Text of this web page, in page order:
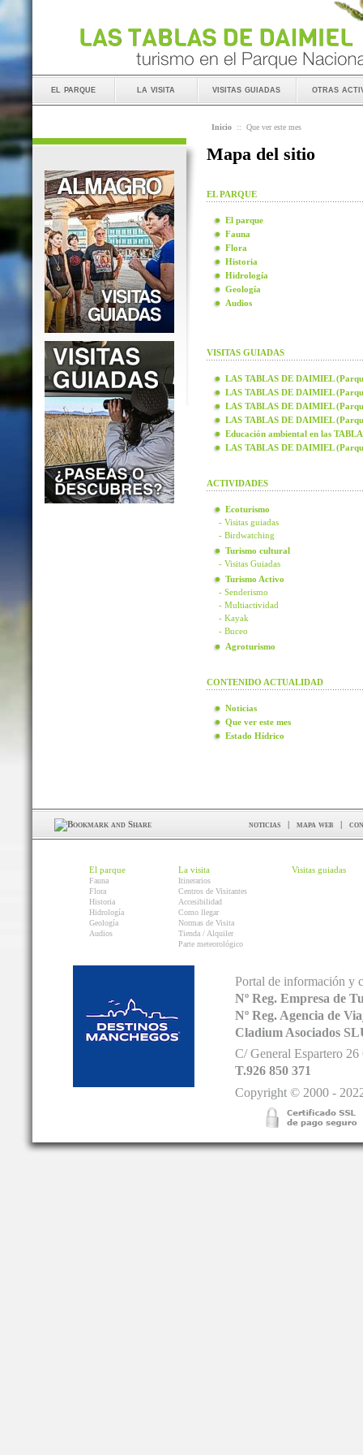
el parque la visita visitas guiadas otras
Inicio :: Que ver este mes
Mapa del sitio
EL PARQUE
El parque
Fauna
Flora
Historia
Hidrología
Geología
Audios
VISITAS GUIADAS
LAS TABLAS DE DAIMIEL
LAS TABLAS DE DAIMIEL
LAS TABLAS DE DAIMIEL
LAS TABLAS DE DAIMIEL
Educación ambiental en las
LAS TABLAS DE DAIMIEL
ACTIVIDADES
Ecoturismo
- Visitas guiadas
- Birdwatching
Turismo cultural
- Visitas Guiadas
Turismo Activo
- Senderismo
- Multiactividad
- Kayak
- Buceo
Agroturismo
CONTENIDO ACTUALIDAD
Noticias
Que ver este mes
Estado Hídrico
noticias | mapa web |
El parque
Fauna
Flora
Historia
Hidrología
Geología
Audios
La visita
Itinerarios
Centros de Visitantes
Accesibilidad
Como llegar
Normas de Visita
Tienda / Alquiler
Parte meteorológico
Visitas guiadas
Portal de información y
Nº Reg. Empresa de
Nº Reg. Agencia de
Cladium Asociados
C/ General Espartero
T.926 850 371
Copyright © 2000 -